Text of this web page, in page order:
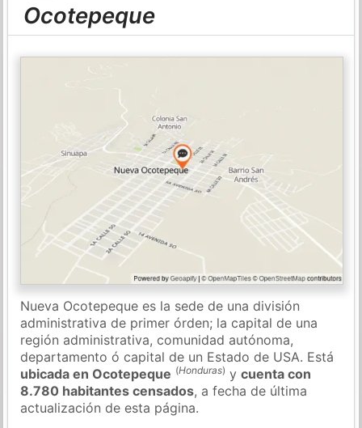
Ocotepeque
Nueva Ocotepeque es la sede de una división
administrativa de primer órden; la capital de una
región administrativa, comunidad autónoma,
departamento ó capital de un Estado de USA. Está
ubicada en Ocotepeque (Honduras) ycuenta con
8.780 habitantes censados, a fecha de última
actualización de esta página.